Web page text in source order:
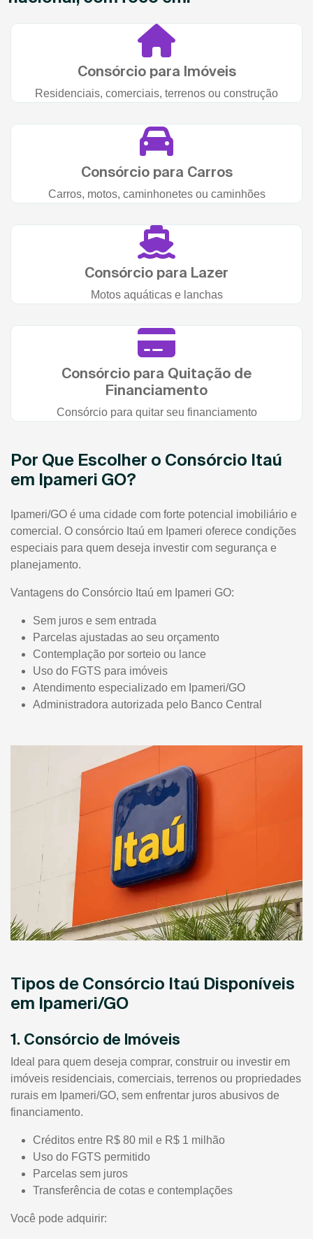
Consórcio para Imóveis
Residenciais, comerciais, terrenos ou construção
Consórcio para Carros
Carros, motos, caminhonetes ou caminhões
Consórcio para Lazer
Motos aquáticas e lanchas
Consórcio para Quitação de
Financiamento
Consórcio para quitar seu financiamento
Por Que Escolher o Consórcio Itaú
em Ipameri GO?
Ipameri/GO é uma cidade com forte potencial imobiliário e
comercial. O consórcio Itaú em Ipameri oferece condições
especiais para quem deseja investir com segurança e
planejamento.
Vantagens do Consórcio Itaú em Ipameri GO:
Sem juros e sem entrada
Parcelas ajustadas ao seu orçamento
Contemplação por sorteio ou lance
Uso do FGTS para imóveis
Atendimento especializado em Ipameri/GO
Administradora autorizada pelo Banco Central
Tipos de Consórcio Itaú Disponíveis
em Ipameri/GO
1. Consórcio de Imóveis
Ideal para quem deseja comprar, construir ou investir em
imóveis residenciais, comerciais, terrenos ou propriedades
rurais em Ipameri/GO, sem enfrentar juros abusivos de
financiamento.
Créditos entre R$ 80 mil e R$ 1 milhão
Uso do FGTS permitido
Parcelas sem juros
Transferência de cotas e contemplações
Você pode adquirir: